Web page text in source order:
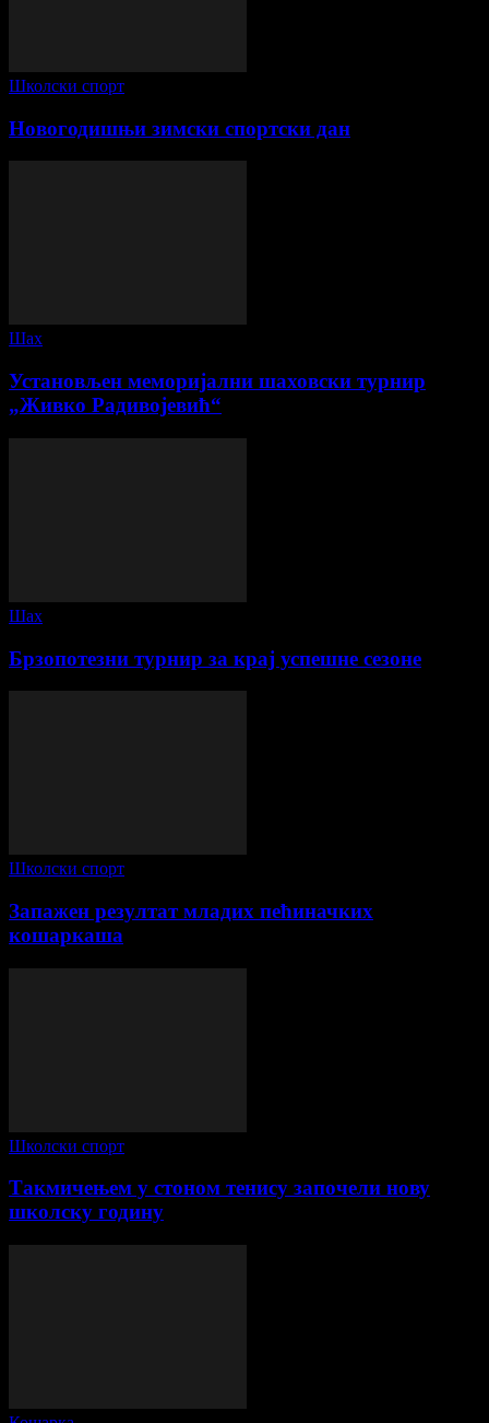
Школски спорт
Новогодишњи зимски спортски дан
Шах
Установљен меморијални шаховски турнир
„Живко Радивојевић“
Шах
Брзопотезни турнир за крај успешне сезоне
Школски спорт
Запажен резултат младих пећиначких
кошаркаша
Школски спорт
Такмичењем у стоном тенису започели нову
школску годину